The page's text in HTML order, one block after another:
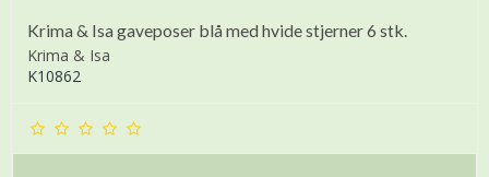
Krima & Isa gaveposer blå med hvide stjerner 6 stk.
Krima & Isa
K10862